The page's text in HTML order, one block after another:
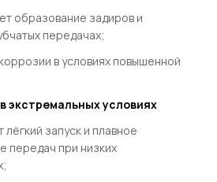
образование задиров и
передачах;
в условиях повышенной
экстремальных условиях
запуск и плавное
передач при низких